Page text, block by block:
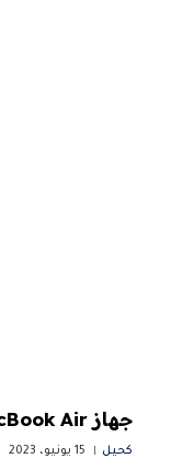
جهاز MacBook Air الجديد مقاس 15 بوصة من آبل خصم 65 دولارًا في أمازون
كحيل 15 يونيو، 2023